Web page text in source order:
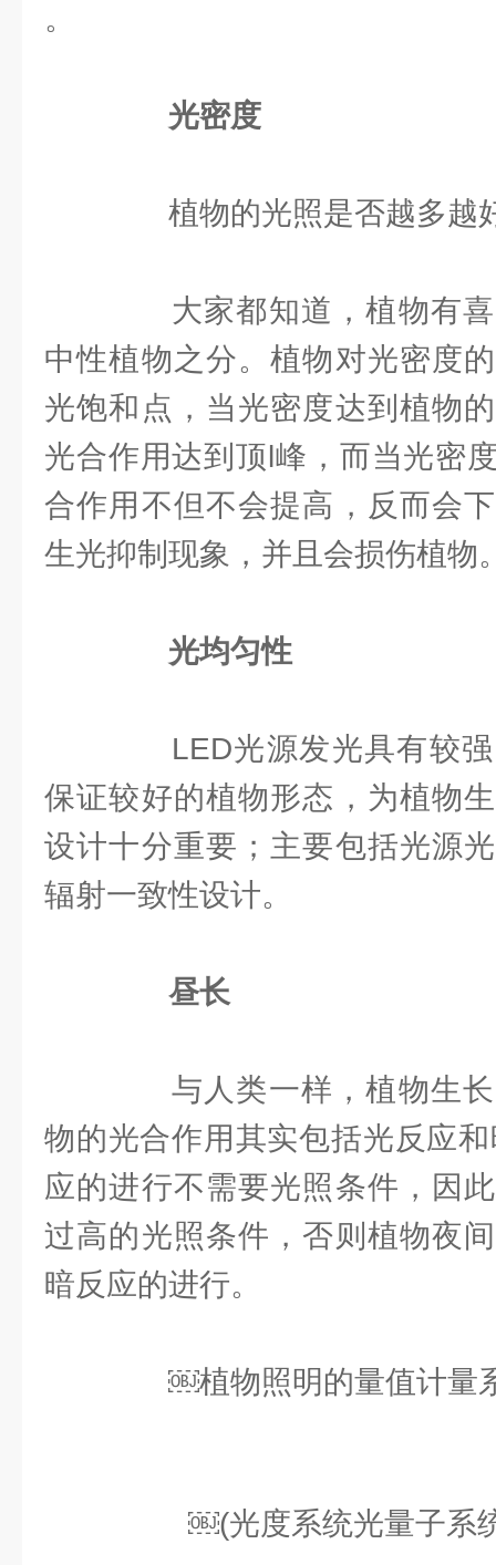
。
光密度
植物的光照是否越多越
大家都知道，植物有喜
中性植物之分。植物对光密度
光饱和点，当光密度达到植物
光合作用达到顶l峰，而当光密
合作用不但不会提高，反而会
生光抑制现象，并且会损伤植物
光均匀性
LED光源发光具有较强
保证较好的植物形态，为植物
设计十分重要；主要包括光源
辐射一致性设计。
昼长
与人类一样，植物生长
物的光合作用其实包括光反应
应的进行不需要光照条件，因
过高的光照条件，否则植物夜
暗反应的进行。
￼植物照明的量值计量
￼(光度系统光量子系